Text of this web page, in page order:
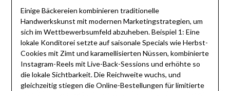
Einige Bäckereien kombinieren traditionelle
Handwerkskunst mit modernen Marketingstrategien, um
sich im Wettbewerbsumfeld abzuheben. Beispiel 1: Eine
lokale Konditorei setzte auf saisonale Specials wie Herbst-
Cookies mit Zimt und karamellisierten Nüssen, kombinierte
Instagram-Reels mit Live-Back-Sessions und erhöhte so
die lokale Sichtbarkeit. Die Reichweite wuchs, und
gleichzeitig stiegen die Online-Bestellungen für limitierte